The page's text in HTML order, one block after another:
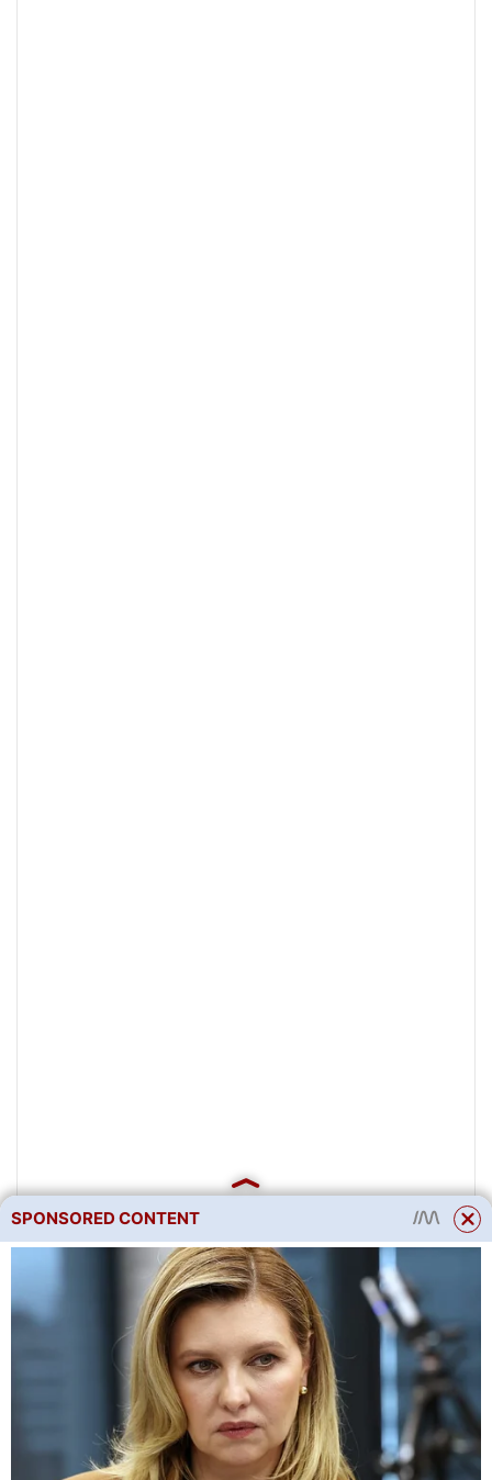
Cibule je jednou z hlavních
druhů zeleniny na našem stole.
Vysazují ji téměř všichni letní
obyvatelé, ale jen málokomu
SPONSORED CONTENT